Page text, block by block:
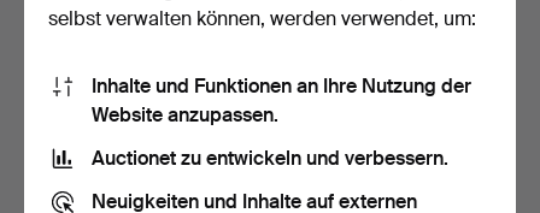
Gartensofa, Gusseisen und
Holz, 20. Jahrhu…
12 Gebote
138 USD
5-teilige Cafégruppe,
338 USD
selbst verwalten können, werden verwendet, um:
Inhalte und Funktionen an Ihre Nutzung der
Website anzupassen.
Auctionet zu entwickeln und verbessern.
Neuigkeiten und Inhalte auf externen